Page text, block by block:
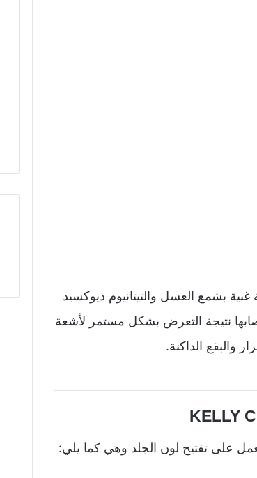
غنية بشمع العسل والتيتانيوم ديوكسيد
نتيجة التعرض بشكل مستمر لأشعة
والبقع الداكنة.
على تفتيح لون الجلد وهي كما يلي: